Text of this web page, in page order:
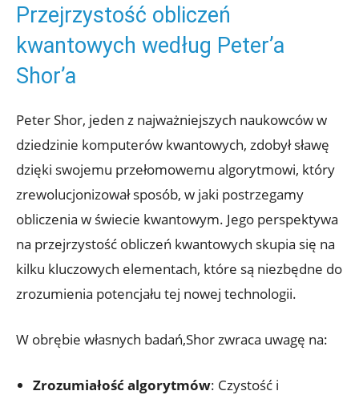
Przejrzystość obliczeń
kwantowych według Peter’a
Shor’a
Peter Shor, jeden z najważniejszych naukowców w
dziedzinie komputerów kwantowych, zdobył sławę
dzięki swojemu przełomowemu algorytmowi, który
zrewolucjonizował sposób, w jaki postrzegamy
obliczenia w świecie kwantowym. Jego perspektywa
na przejrzystość obliczeń kwantowych skupia się na
kilku kluczowych elementach, które są niezbędne do
zrozumienia potencjału tej nowej technologii.
W obrębie własnych badań,Shor zwraca uwagę na:
Zrozumiałość algorytmów: Czystość i